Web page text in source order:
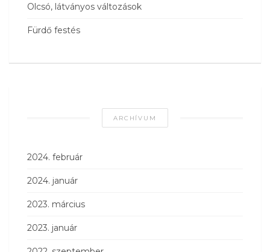
Olcsó, látványos változások
Fürdő festés
ARCHÍVUM
2024. február
2024. január
2023. március
2023. január